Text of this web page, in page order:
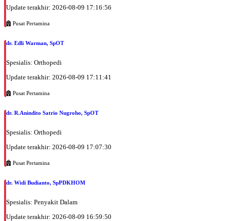
Update terakhir: 2026-08-09 17:16:56
Pusat Pertamina
dr. Edli Warman, SpOT
Spesialis: Orthopedi
Update terakhir: 2026-08-09 17:11:41
Pusat Pertamina
dr. R.Anindito Satrio Nugroho, SpOT
Spesialis: Orthopedi
Update terakhir: 2026-08-09 17:07:30
Pusat Pertamina
dr. Widi Budianto, SpPDKHOM
Spesialis: Penyakit Dalam
Update terakhir: 2026-08-09 16:59:50